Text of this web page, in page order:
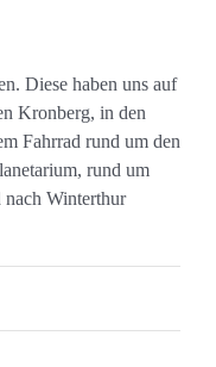
Diese haben uns auf
Kronberg, in den
Fahrrad rund um den
rund um
nach Winterthur